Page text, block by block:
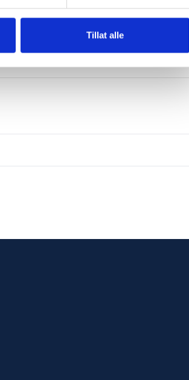
Tillat alle